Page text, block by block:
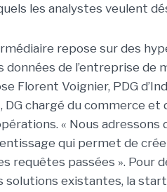
les analystes veulent
repose sur des
données de l’entreprise de
Florent Voignier, PDG
DG chargé du commerce
« Nous
qui permet de
requêtes passées ». Pour
solutions existantes, la